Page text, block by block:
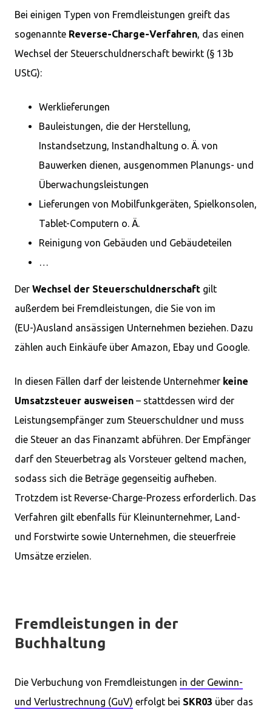
Bei einigen Typen von Fremdleistungen greift das
sogenannte Reverse-Charge-Verfahren, das einen
Wechsel der Steuerschuldnerschaft bewirkt (§ 13b
UStG):
Werklieferungen
Bauleistungen, die der Herstellung,
Instandsetzung, Instandhaltung o. Ä. von
Bauwerken dienen, ausgenommen Planungs- und
Überwachungsleistungen
Lieferungen von Mobilfunkgeräten, Spielkonsolen,
Tablet-Computern o. Ä.
Reinigung von Gebäuden und Gebäudeteilen
…
Der Wechsel der Steuerschuldnerschaft gilt
außerdem bei Fremdleistungen, die Sie von im
(EU-)Ausland ansässigen Unternehmen beziehen. Dazu
zählen auch Einkäufe über Amazon, Ebay und Google.
In diesen Fällen darf der leistende Unternehmer keine
Umsatzsteuer ausweisen – stattdessen wird der
Leistungsempfänger zum Steuerschuldner und muss
die Steuer an das Finanzamt abführen. Der Empfänger
darf den Steuerbetrag als Vorsteuer geltend machen,
sodass sich die Beträge gegenseitig aufheben.
Trotzdem ist Reverse-Charge-Prozess erforderlich. Das
Verfahren gilt ebenfalls für Kleinunternehmer, Land-
und Forstwirte sowie Unternehmen, die steuerfreie
Umsätze erzielen.
Fremdleistungen in der
Buchhaltung
Die Verbuchung von Fremdleistungen in der Gewinn-
und Verlustrechnung (GuV) erfolgt bei SKR03 über das